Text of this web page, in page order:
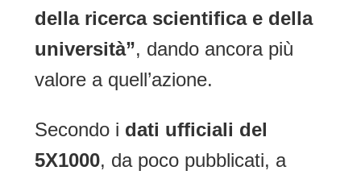
della ricerca scientifica e della
università”, dando ancora più
valore a quell’azione.
Secondo i dati ufficiali del
5X1000, da poco pubblicati, a